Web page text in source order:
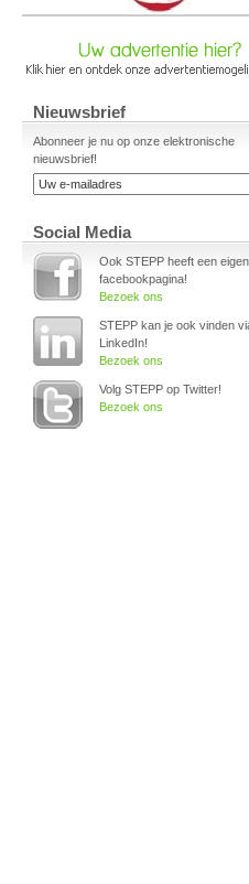
Nieuwsbrief
Abonneer je nu op onze elektronische
nieuwsbrief!
Social Media
Ook STEPP heeft een eigen
facebookpagina!
Bezoek ons
STEPP kan je ook vinden
LinkedIn!
Bezoek ons
Volg STEPP op Twitter!
Bezoek ons